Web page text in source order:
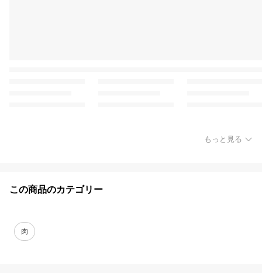
もっと見る
この商品のカテゴリー
肉